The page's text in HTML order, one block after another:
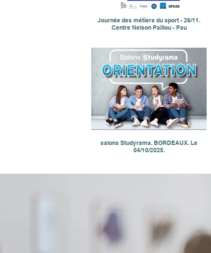
Journée des métiers du sport - 26/11.
Centre Nelson Paillou - Pau
salons Studyrama. BORDEAUX. Le
04/10/2025.